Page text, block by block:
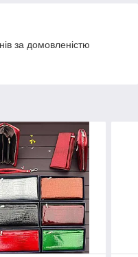
за домовленістю